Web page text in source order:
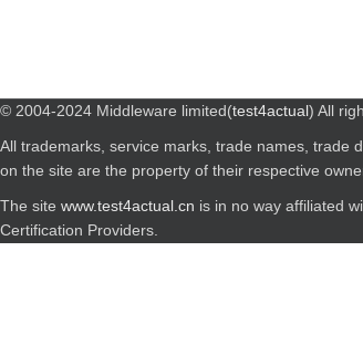
© 2004-2024 Middleware limited(test4actual) All
All trademarks, service marks, trade names, trade
on the site are the property of their respective
The site www.test4actual.cn is in no way affiliated
Certification Providers.